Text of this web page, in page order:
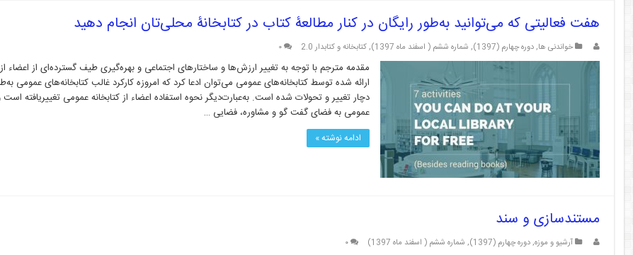
هفت فعالیتی که می‌توانید به‌طور رایگان در کنار مطالعۀ کتاب در کتابخانۀ محلی‌تان انجام دهید
خواندنی ها,دوره چهارم (1397) , شماره ششم ( اسفند ماه 1397) ,کتابخانه و کتابدار 2.0 ۰
مقدمه مترجم با توجه به تغییر ارزش‌ها و ساختارهای اجتماعی و بهره‌گیری طیف گسترده‌ای از اعضاء
ارائه شده توسط کتابخانه‌های عمومی می‌توان ادعا کرد که امروزه کارکرد غالب کتابخانه‌های عمومی
دچار تغییر و تحولات شده است. به‌عبارت‌دیگر نحوه استفاده اعضاء از کتابخانه عمومی تغییریافته است
عمومی به فضای گفت گو و مشاوره، فضایی …
ادامه نوشته »
مستندسازی و سند
آرشیو و موزه,دوره چهارم (1397) , شماره ششم ( اسفند ماه 1397) ۰